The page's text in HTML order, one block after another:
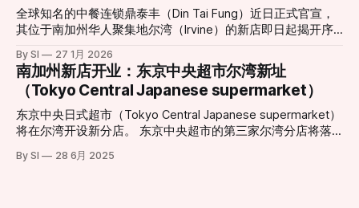
更加丰富多变的灯光秀效果，为夜间游览提供更震撼体验。
项目负责人表示，这一重新设计的娱乐地标不仅是一次设施升
级，更是对整个中心景观与游客体验的重新构想。“新的摩天
轮将成为一个能激发更多记忆与故事的新起点，无论是家庭游
客、情侣约会还是节日庆典，都将成为他们新的集体回忆背
景。”该负责人指出。 随着更新工程的推进，这一城市地标即
将以全新姿态“回归天空”
窗户”：居民忍受度达极限 对于家住Portola Springs社区的居
民Monica Fonta来说，新鲜空气已经成为一种奢侈。她在受访
容，这种气味如同腐烂的垃圾在密闭空间内发酵，且在清晨、
深夜以及圣安娜风盛行时尤为刺鼻。 受影响的范围不仅限于
居住区。据悉，在距离填埋场数英里外的伍德伯里购物中心
（Woodbury Town Center）周边，也能时常闻到类似的酸腐
味。 历史遗留与城市化扩张的碰撞 鲍尔曼垃圾填埋场由橙县
政府所有并运营，自1990年起投入使用。填埋场负责人汤姆·
卡特里利斯（Tom Koutroulis）指出，该场址在30多年前建立
全球知名的中餐连锁鼎泰丰（Din Tai Fung）近日正式官宣，
其位于南加州华人聚集地尔湾（Irvine）的新店即日起揭开序
中心（Irvine Spectrum Center）迎来了又一重磅餐饮地标。
根据官方公布的信息，尔湾店将采取分阶段开业模式，为顾客
提供精致的用餐体验： * 试营业阶段 (Soft Opening)： 2月6
日至3月1日。此期间将采取预约制，目前已开放预订，旨在为
顾客提供更私密且高水准的先行体验。预约地址：
Opening)： 3月2日正式全面迎客。 现代化设计与经典美味的
By SI 27 1月 2026
南加州新店开业：东京中央超市尔湾新址
（Tokyo Central Japanese supermarket）
东京中央日式超市（Tokyo Central Japanese supermarket）
将在尔湾开设新分店。 东京中央超市的第三家尔湾分店将落
的日式商品，包括新鲜海产、熟食、美妆产品和厨具等。新店
By SI 28 6月 2025